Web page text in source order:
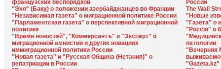
французских беспорядков
"Эхо" (Баку) о положении азербайджанцев во Франции
"Независимая газета" о миграционной политике России
"Парламентская газета" о перспективной миграционной
политике
"Время новостей", "Коммерсантъ" и "Эксперт" о
миграционной амнистии и других новациях
иммиграционной политики России
"Новая газета" и "Русская Община (Нетания)" о
репатриации в России
России
The Wall
"Новые
"Газета" о
"Россiя" о
патологии
"Вечерняя
"Gazeta.kz"